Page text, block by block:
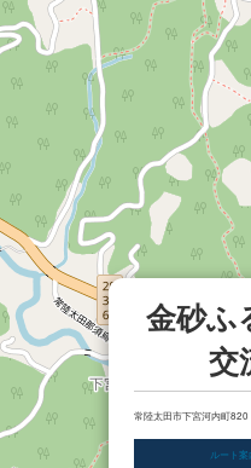
金砂ふ
交
常陸太田市下宮河内町820
ルート